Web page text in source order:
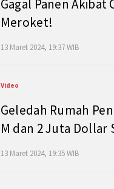
Gagal Panen Akibat
Meroket!
13 Maret 2024, 19:37 WIB
Video
Geledah Rumah
M dan 2 Juta Dollar
13 Maret 2024, 19:35 WIB